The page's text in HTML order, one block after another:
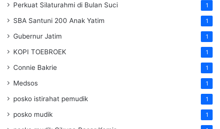
Perkuat Silaturahmi di Bulan Suci 1
SBA Santuni 200 Anak Yatim 1
Gubernur Jatim 1
KOPI TOEBROEK 1
Connie Bakrie 1
Medsos 1
posko istirahat pemudik 1
posko mudik 1